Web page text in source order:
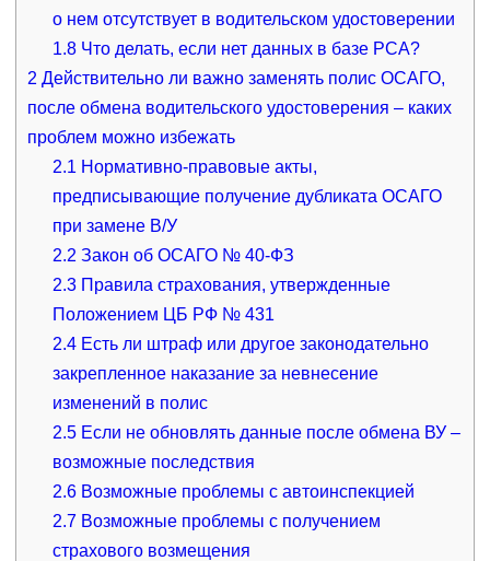
о нем отсутствует в водительском удостоверении
1.8 Что делать, если нет данных в базе РСА?
2 Действительно ли важно заменять полис ОСАГО,
после обмена водительского удостоверения – каких
проблем можно избежать
2.1 Нормативно-правовые акты,
предписывающие получение дубликата ОСАГО
при замене В/У
2.2 Закон об ОСАГО № 40-ФЗ
2.3 Правила страхования, утвержденные
Положением ЦБ РФ № 431
2.4 Есть ли штраф или другое законодательно
закрепленное наказание за невнесение
изменений в полис
2.5 Если не обновлять данные после обмена ВУ –
возможные последствия
2.6 Возможные проблемы с автоинспекцией
2.7 Возможные проблемы с получением
страхового возмещения